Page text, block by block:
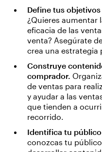
Define tus
¿Quieres aumentar
eficacia de las
venta? Asegúrate
crea una estrategia
Construye
comprador.
de ventas para
y ayudar a las
que tienden a
recorrido.
Identifica tu
conozcas tu